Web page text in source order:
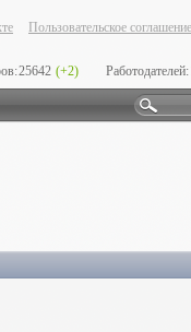
Пользовательское соглашение
25642 (+2) Работодателей: